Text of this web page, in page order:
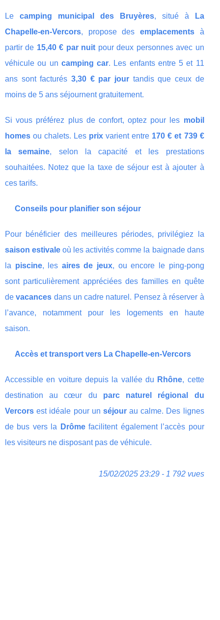
Le camping municipal des Bruyères, situé à
La
Chapelle-en-Vercors, propose des emplacementsà
partir de 15,40 € par nuit pour deux personnes avec un
véhicule ou un camping car. Les enfants entre 5 et 11
ans sont facturés 3,30 € par jourtandis que ceux de
moins de 5 ans séjournent gratuitement.
Si vous préférez plus de confort, optez pour les mobil
homes ou chalets. Les prix varient entre 170 € et 739 €
la semaine, selon la capacité et les prestations
souhaitées. Notez que la taxe de séjour est à ajouter à
ces tarifs.
Conseils pour planifier son séjour
Pour bénéficier des meilleures périodes, privilégiez la
saison estivale où les activités comme la baignade dans
la piscine, les aires de jeux, ou encore le ping-pong
sont particulièrement appréciées des familles en quête
devacances dans un cadre naturel. Pensez à réserver à
l’avance, notamment pour les logements en haute
saison.
Accès et transport vers La Chapelle-en-Vercors
Accessible en voiture depuis la vallée du Rhône, cette
destination au cœur du parc naturel régional du
Vercors est idéale pour un séjourau calme. Des lignes
de bus vers la
Drômefacilitent également l’accès pour
les visiteurs ne disposant pas de véhicule.
15/02/2025 23:29 - 1 792 vues